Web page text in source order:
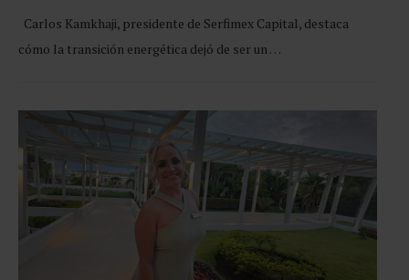
Carlos Kamkhaji, presidente de Serfimex Capital, destaca
cómo la transición energética dejó de ser un …